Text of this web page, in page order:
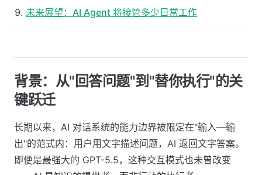
未来展望：AI Agent 将接管多少日常工作
背景：从"回答问题"到"替你执行"的关
键跃迁
长期以来，AI 对话系统的能力边界被限定在"输入—输
出"的范式内：用户用文字描述问题，AI 返回文字答案。
即便是最强大的 GPT-5.5，这种交互模式也未曾改变